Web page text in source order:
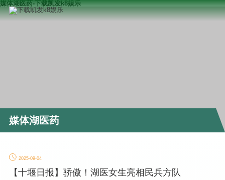
媒体湖医药-下载凯发k8娱乐
媒体湖医药
2025-09-04
【十堰日报】骄傲！湖医女生亮相民兵方队